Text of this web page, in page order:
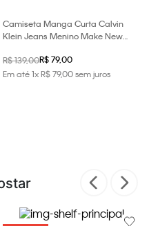
Camiseta Manga Curta Calvin
Klein Jeans Menino Make New
R$ 139,00R$ 79,00
Em até1xR$79,00sem juros